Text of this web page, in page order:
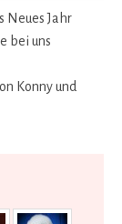
Neues Jahr
bei uns
Konny und